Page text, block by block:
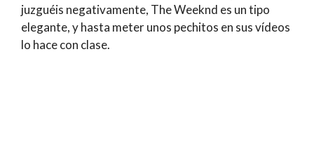
juzguéis negativamente, The Weeknd es un tipo
elegante, y hasta meter unos pechitos en sus vídeos
lo hace con clase.